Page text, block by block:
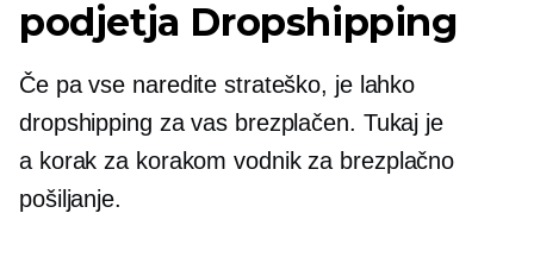
podjetja Dropshipping
Če pa vse naredite strateško, je lahko
dropshipping za vas brezplačen. Tukaj je
a korak za korakom vodnik za brezplačno
pošiljanje.